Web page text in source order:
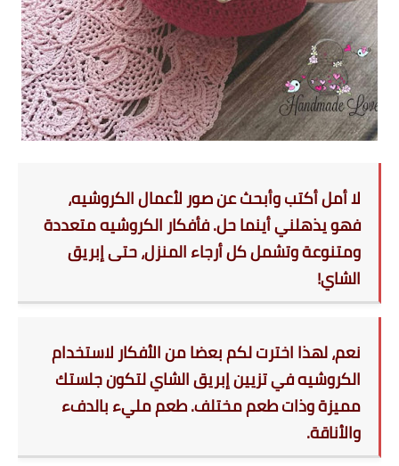
لا أمل أكتب وأبحث عن صور لأعمالالكروشيه،
فهو يذهلني أينما حل. فأفكارالكروشيهمتعددة
ومتنوعة وتشمل كل أرجاء المنزل، حتى إبريق
الشاي!
نعم، لهذا اخترت لكم بعضا من الأفكار لاستخدام
الكروشيهفي تزيين إبريق الشاي لتكون جلستك
مميزة وذات طعم مختلف. طعم مليء بالدفء
والأناقة.